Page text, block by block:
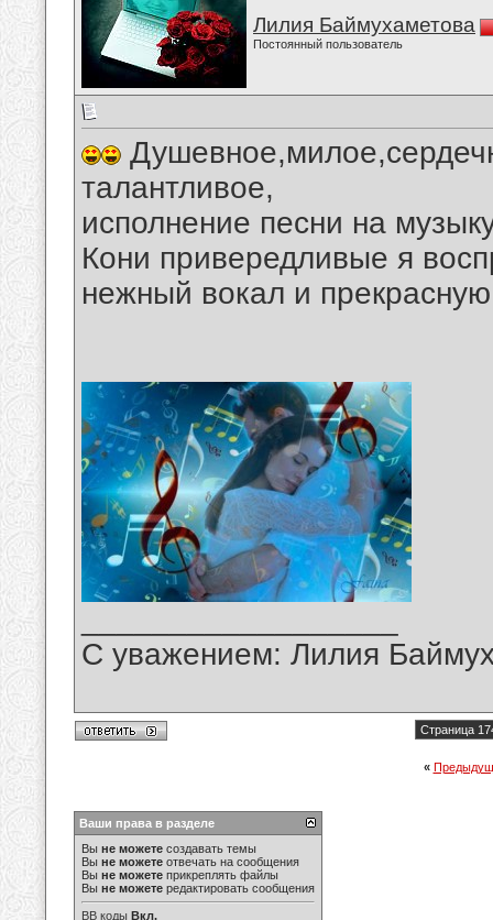
Лилия Баймухаметова
Постоянный пользователь
талантливое,
исполнение песни на
Кони привередливые я
нежный вокал и
С уважением: Лилия
Страница
«
Ваши права в разделе
Вы не можете создавать темы
Вы не можете отвечать на сообщения
Вы не можете прикреплять файлы
Вы не можете редактировать сообщения
BB коды Вкл.